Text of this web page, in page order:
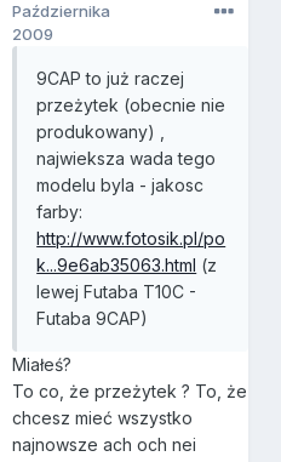
Października
2009
9CAP to już raczej
przeżytek (obecnie nie
produkowany) ,
najwieksza wada tego
modelu byla - jakosc
farby:
http://www.fotosik.pl/po
k...9e6ab35063.html (z
lewej Futaba T10C -
Futaba 9CAP)
Miałeś?
To co, że przeżytek ? To, że
chcesz mieć wszystko
najnowsze ach och nei